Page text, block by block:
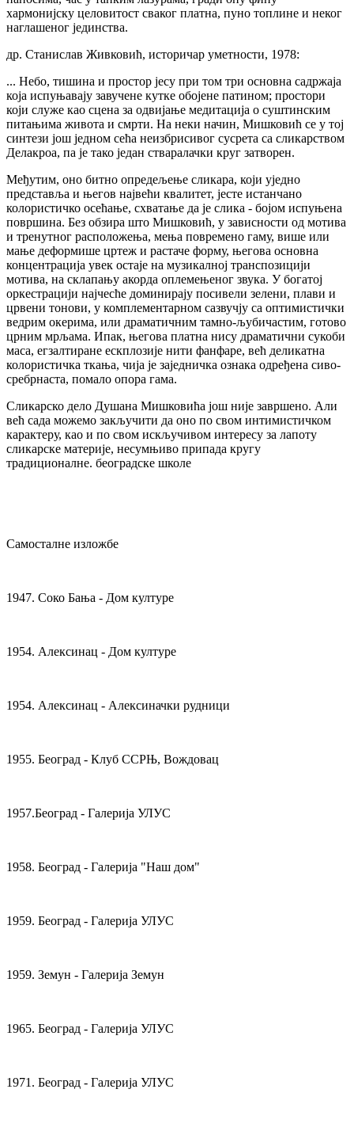
хармонијску целовитост сваког платна, пуно топлине и неког
наглашеног јединства.
др. Станислав Живковић, историчар уметности, 1978:
... Небо, тишина и простор јесу при том три основна садржаја
која испуњавају завучене кутке обојене патином; простори
који служе као сцена за одвијање медитација о суштинским
питањима живота и смрти. На неки начин, Мишковић се у тој
синтези још једном сећа неизбрисивог сусрета са сликарством
Делакроа, па је тако један стваралачки круг затворен.
Међутим, оно битно опредељење сликара, који уједно
представља и његов највећи квалитет, јесте истанчано
колористичко осећање, схватање да је слика - бојом испуњена
површина. Без обзира што Мишковић, у зависности од мотива
и тренутног расположења, мења повремено гаму, више или
мање деформише цртеж и растаче форму, његова основна
концентрација увек остаје на музикалној транспозицији
мотива, на склапању акорда оплемењеног звука. У богатој
оркестрацији најчесће доминирају посивели зелени, плави и
црвени тонови, у комплементарном сазвучју са оптимистички
ведрим окерима, или драматичним тамно-љубичастим, готово
црним мрљама. Ипак, његова платна нису драматични сукоби
маса, егзалтиране ескплозије нити фанфаре, већ деликатна
колористичка ткања, чија је заједничка ознака одређена сиво-
сребрнаста, помало опора гама.
Сликарско дело Душана Мишковића још није завршено. Али
већ сада можемо закључити да оно по свом интимистичком
карактеру, као и по свом искључивом интересу за лапоту
сликарске материје, несумњиво припада кругу
традиционалне. београдске школе
Самосталне изложбе
1947. Соко Бања - Дом културе
1954. Алексинац - Дом културе
1954. Алексинац - Алексиначки рудници
1955. Београд - Клуб ССРЊ, Вождовац
1957.Београд - Галерија УЛУС
1958. Београд - Галерија "Наш дом"
1959. Београд - Галерија УЛУС
1959. Земун - Галерија Земун
1965. Београд - Галерија УЛУС
1971. Београд - Галерија УЛУС